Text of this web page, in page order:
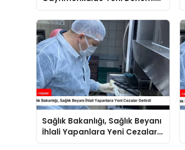
Premium Yaşam ve Yatırım
Fırsatları Bir Arada
Sağlık Bakanlığı, Sağlık Beyanı
İhlali Yapanlara Yeni Cezalar
Getirdi